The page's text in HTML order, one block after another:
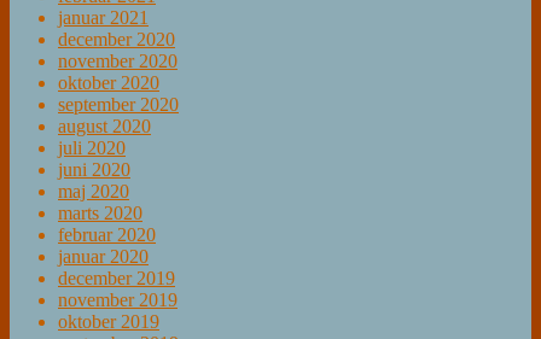
januar 2021
december 2020
november 2020
oktober 2020
september 2020
august 2020
juli 2020
juni 2020
maj 2020
marts 2020
februar 2020
januar 2020
december 2019
november 2019
oktober 2019